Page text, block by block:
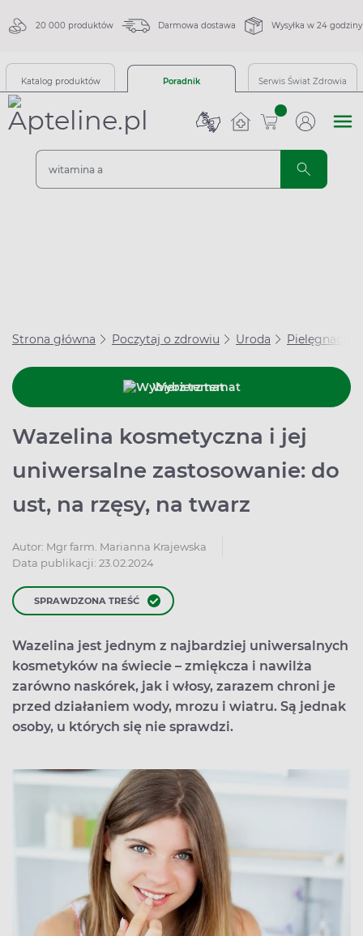
20 000 produktów Darmowa dostawa Wysyłka w 24 godziny
Katalog produktów Poradnik Serwis Świat Zdrowia
sztuk
Strona główna Poczytaj o zdrowiu Uroda Pielęgnacja
Wybierz temat
Wazelina kosmetyczna i jej
uniwersalne zastosowanie: do
ust, na rzęsy, na twarz
Autor: Mgr farm. Marianna Krajewska
Data publikacji: 23.02.2024
SPRAWDZONA TREŚĆ
Wazelina jest jednym z najbardziej uniwersalnych
kosmetyków na świecie – zmiękcza i nawilża
zarówno naskórek, jak i włosy, zarazem chroni je
przed działaniem wody, mrozu i wiatru. Są jednak
osoby, u których się nie sprawdzi.